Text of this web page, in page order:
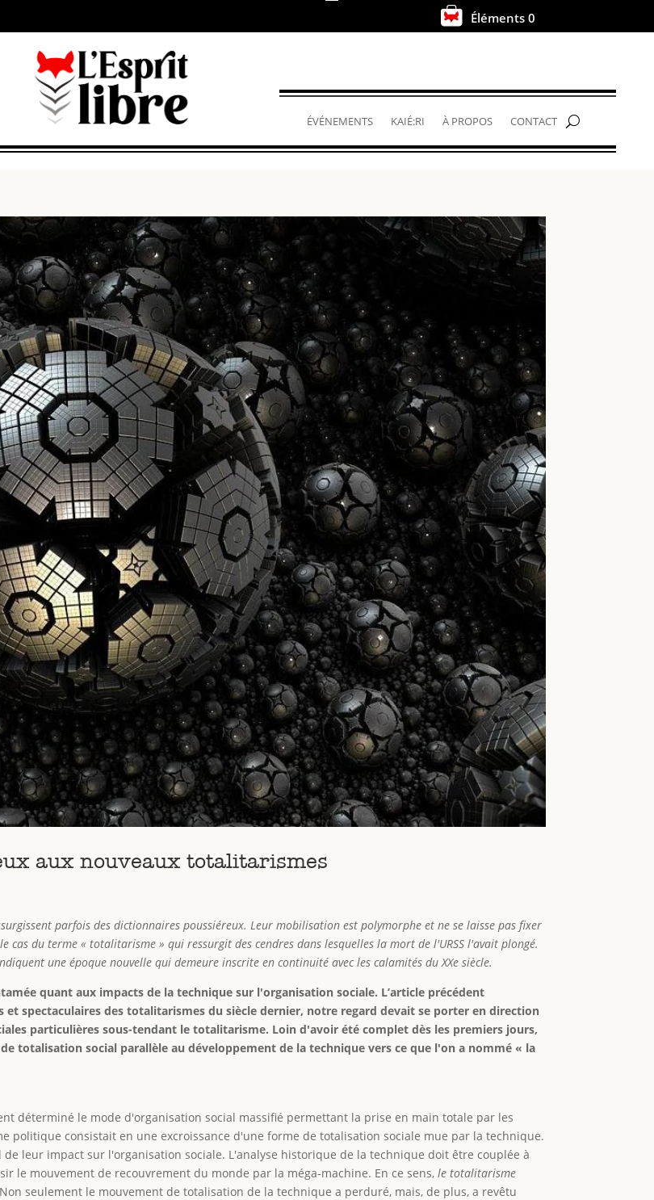
. Éléments 0
ÉVÉNEMENTS KAIÉ:RI À PROPOS CONTACT
aux nouveaux totalitarismes
parfois des dictionnaires poussiéreux. Leur mobilisation est polymorphe et ne se laisse pas fixer
du terme « totalitarisme » qui ressurgit des cendres dans lesquelles la mort de l'URSS l'avait plongé.
une époque nouvelle qui demeure inscrite en continuité avec les calamités du XXe siècle.
quant aux impacts de la technique sur l'organisation sociale. L’article précédent
spectaculaires des totalitarismes du siècle dernier, notre regard devait se porter en direction
particulières sous-tendant le totalitarisme. Loin d'avoir été complet dès les premiers jours,
totalisation social parallèle au développement de la technique vers ce que l'on a nommé « la
déterminé le mode d'organisation social massifié permettant la prise en main totale par les
politique consistait en une excroissance d'une forme de totalisation sociale mue par la technique.
leur impact sur l'organisation sociale. L'analyse historique de la technique doit être couplée à
le mouvement de recouvrement du monde par la méga-machine. En ce sens,le totalitarisme
seulement le mouvement de totalisation de la technique a perduré, mais, de plus, a revêtu